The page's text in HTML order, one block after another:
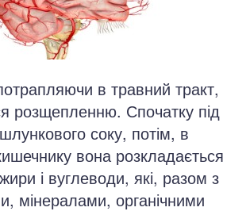
в травний тракт,
розщепленню. Спочатку під
соку, потім, в
вона розкладається
і вуглеводи, які, разом з
мінералами, органічними